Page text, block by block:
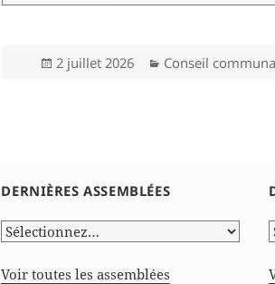
Publié
2 juillet 2026 Catégories
Conseil
DERNIÈRES ASSEMBLÉES
Voir toutes les assemblées